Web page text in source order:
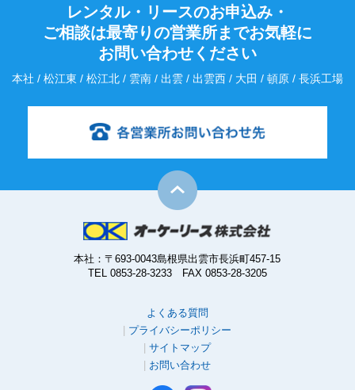
レンタル・リースのお申込み・
ご相談は最寄りの営業所までお気軽に
お問い合わせください
本社 / 松江東 / 松江北 / 雲南 / 出雲 / 出雲西 / 大田 / 頓原 / 長浜工場
本社：〒693-0043島根県出雲市長浜町457-15
TEL 0853-28-3233 FAX 0853-28-3205
よくある質問
プライバシーポリシー
サイトマップ
お問い合わせ